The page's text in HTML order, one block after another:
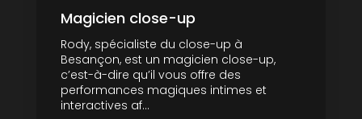
Magicien close-up
Rody, spécialiste du close-up à
Besançon, est un magicien close-up,
c’est-à-dire qu’il vous offre des
performances magiques intimes et
interactives af...